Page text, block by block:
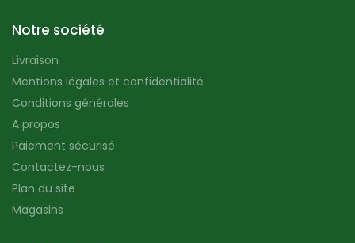
Notre société
Livraison
Mentions légales et confidentialité
Conditions générales
A propos
Paiement sécurisé
Contactez-nous
Plan du site
Magasins